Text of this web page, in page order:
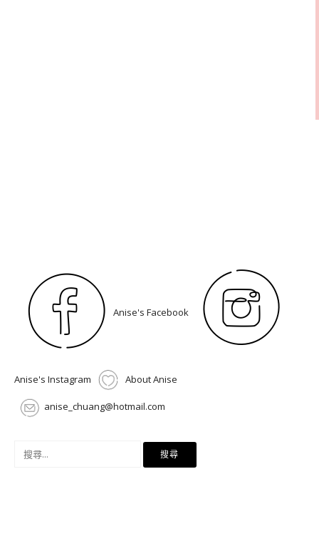
Anise's Facebook
Anise's Instagram About Anise
anise_chuang@hotmail.com